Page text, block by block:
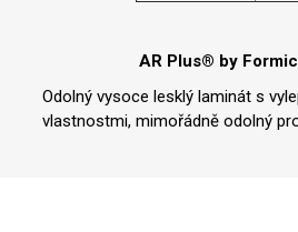
AR Plus® by
Odolný vysoce lesklý laminát s
vlastnostmi, mimořádně odolný